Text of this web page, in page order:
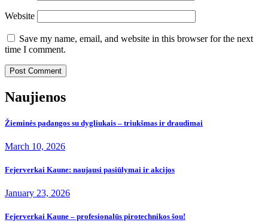
Website
Save my name, email, and website in this browser for the next
time I comment.
Naujienos
Žieminės padangos su dygliukais – triukšmas ir draudimai
March 10, 2026
Fejerverkai Kaune: naujausi pasiūlymai ir akcijos
January 23, 2026
Fejerverkai Kaune – profesionalūs pirotechnikos šou!